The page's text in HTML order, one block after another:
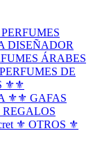
DISEÑADOR
ÁRABES
DE
⚜️⚜️
⚜️⚜️ GAFAS
REGALOS
⚜️ OTROS ⚜️